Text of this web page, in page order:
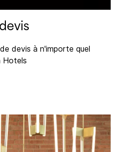
devis à n'importe quel
Hotels